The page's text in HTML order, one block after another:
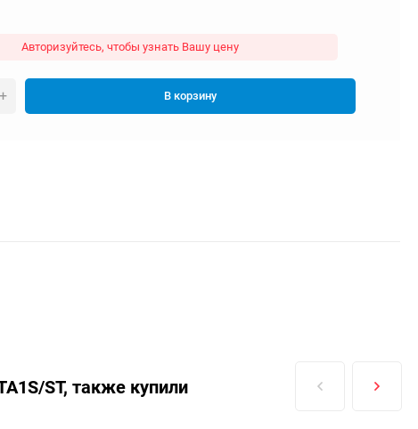
Авторизуйтесь, чтобы узнать Вашу цену
+ В корзину
ST, также купили